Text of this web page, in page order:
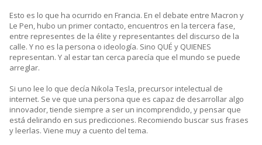
Esto es lo que ha ocurrido en Francia. En el debate entre Macron y
Le Pen, hubo un primer contacto, encuentros en la tercera fase,
entre representes de la élite y representantes del discurso de la
calle. Y no es la persona o ideología. Sino QUÉ y QUIENES
representan. Y al estar tan cerca parecía que el mundo se puede
arreglar.
Si uno lee lo que decía Nikola Tesla, precursor intelectual de
internet. Se ve que una persona que es capaz de desarrollar algo
innovador, tiende siempre a ser un incomprendido, y pensar que
está delirando en sus predicciones. Recomiendo buscar sus frases
y leerlas. Viene muy a cuento del tema.